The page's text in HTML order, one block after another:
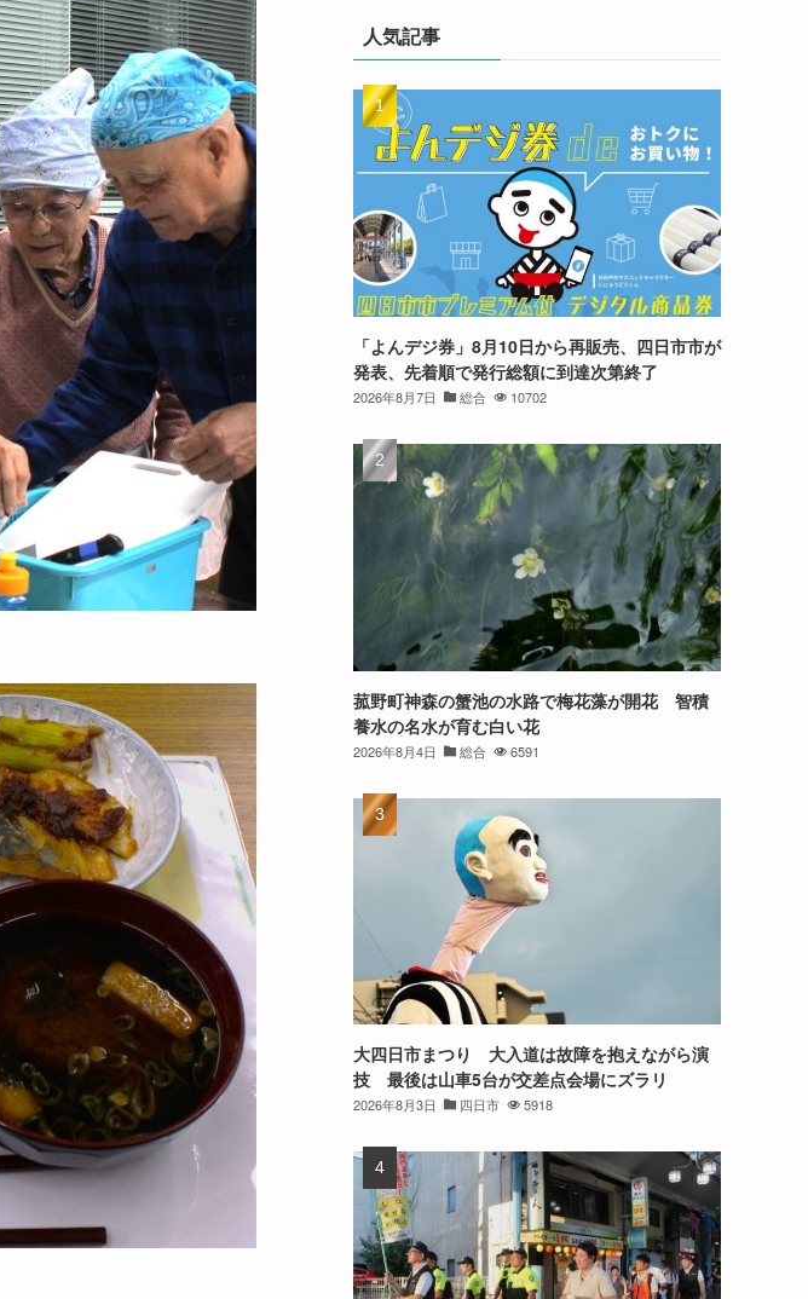
人気記事
「よんデジ券」8月10日から再販売、四日市市が
発表、先着順で発行総額に到達次第終了
2026年8月7日 総合 10702
菰野町神森の蟹池の水路で梅花藻が開花 智積
養水の名水が育む白い花
2026年8月4日 総合 6591
大四日市まつり 大入道は故障を抱えながら演
技 最後は山車5台が交差点会場にズラリ
2026年8月3日 四日市 5918